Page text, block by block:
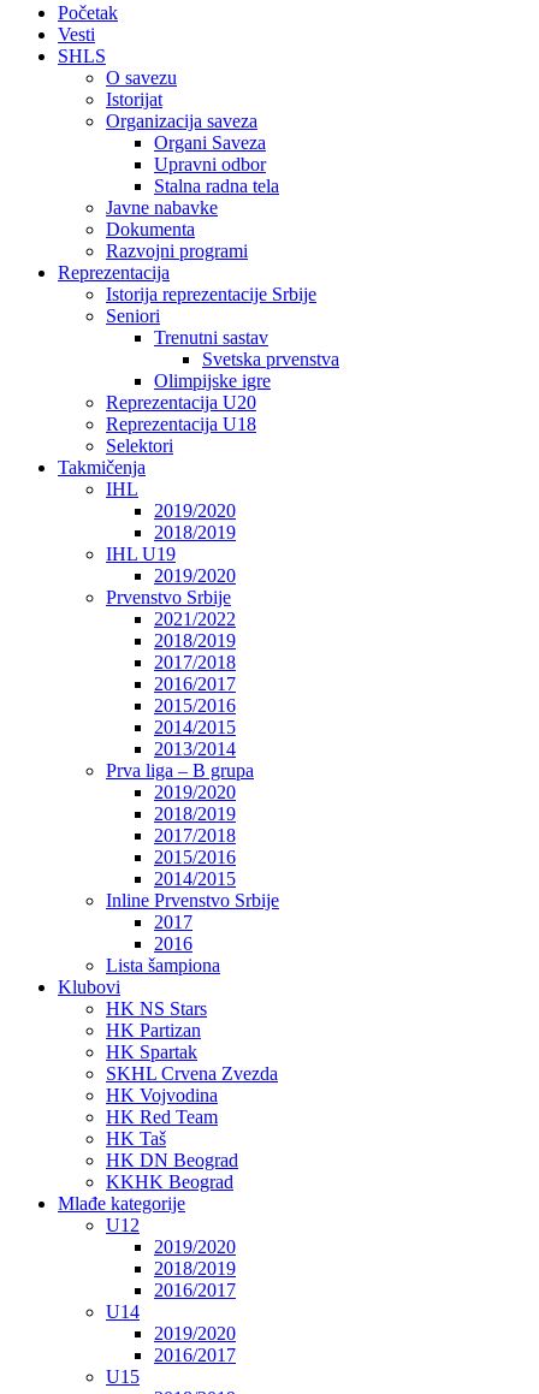
Početak
Vesti
SHLS
O savezu
Istorijat
Organizacija saveza
Organi Saveza
Upravni odbor
Stalna radna tela
Javne nabavke
Dokumenta
Razvojni programi
Reprezentacija
Istorija reprezentacije Srbije
Seniori
Trenutni sastav
Svetska prvenstva
Olimpijske igre
Reprezentacija U20
Reprezentacija U18
Selektori
Takmičenja
IHL
2019/2020
2018/2019
IHL U19
2019/2020
Prvenstvo Srbije
2021/2022
2018/2019
2017/2018
2016/2017
2015/2016
2014/2015
2013/2014
Prva liga – B grupa
2019/2020
2018/2019
2017/2018
2015/2016
2014/2015
Inline Prvenstvo Srbije
2017
2016
Lista šampiona
Klubovi
HK NS Stars
HK Partizan
HK Spartak
SKHL Crvena Zvezda
HK Vojvodina
HK Red Team
HK Taš
HK DN Beograd
KKHK Beograd
Mlađe kategorije
U12
2019/2020
2018/2019
2016/2017
U14
2019/2020
2016/2017
U15